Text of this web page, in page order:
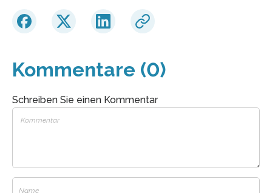
Kommentare (0)
Schreiben Sie einen Kommentar